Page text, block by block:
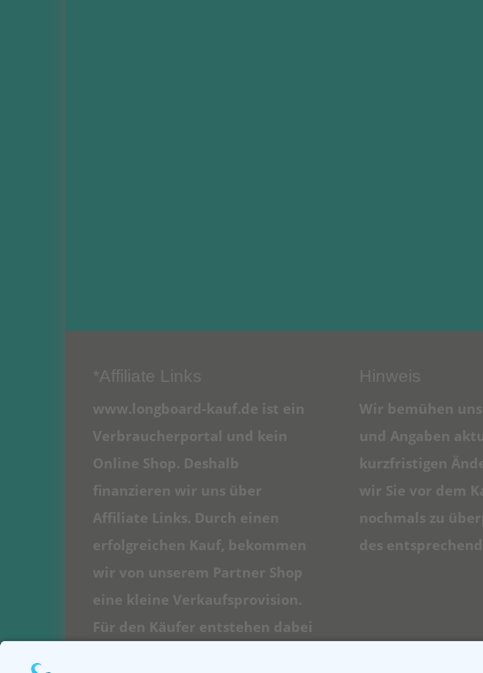
*Affiliate Links
www.longboard-kauf.de ist ein
Verbraucherportal und kein
Online Shop. Deshalb
finanzieren wir uns über
Affiliate Links. Durch einen
erfolgreichen Kauf, bekommen
wir von unserem Partner Shop
eine kleine Verkaufsprovision.
Für den Käufer entstehen dabei
Hinweis
Wir bemühen
und Angaben
kurzfristigen
wir Sie vor dem
nochmals zu
des